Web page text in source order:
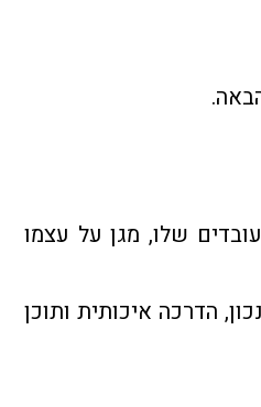
שלו, מגן על עצמו
הדרכה איכותית ותוכן